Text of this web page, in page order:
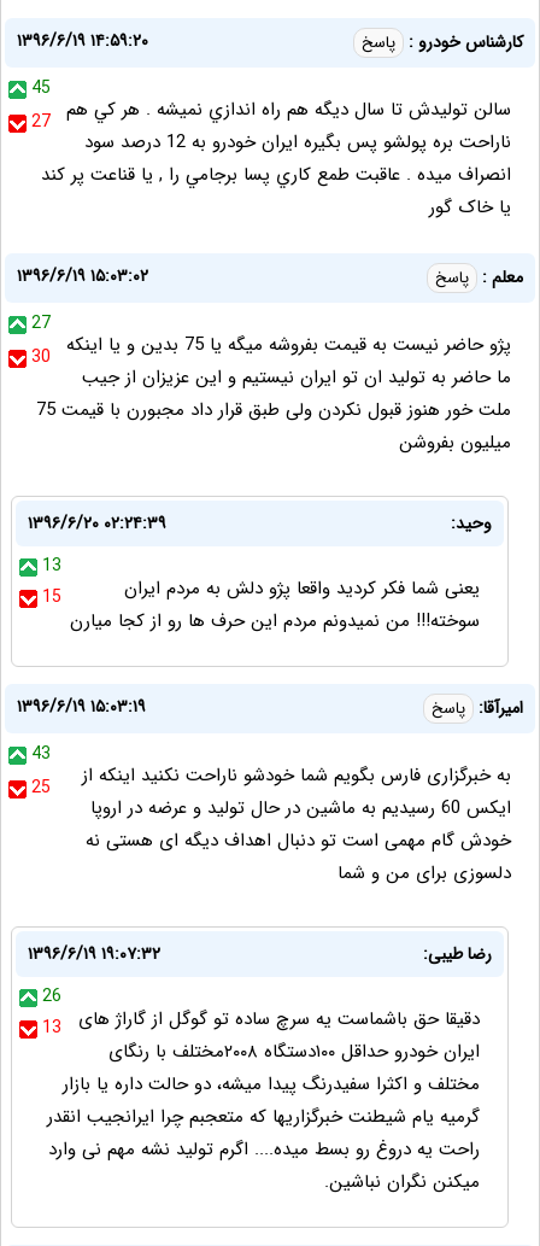
كارشناس خودرو : پاسخ
۱۳۹۶/۶/۱۹ ۱۴:۵۹:۲۰
45
27 سالن توليدش تا سال ديگه هم راه اندازي نميشه . هر كي هم
ناراحت بره پولشو پس بگيره ايران خودرو به 12 درصد سود
انصراف ميده . عاقبت طمع كاري پسا برجامي را , یا قناعت پر کند
یا خاک گور
معلم : پاسخ
۱۳۹۶/۶/۱۹ ۱۵:۰۳:۰۲
27
30
پژو حاضر نیست به قیمت بفروشه میگه یا 75 بدین و یا اینکه
ما حاضر به تولید ان تو ایران نیستیم و این عزیزان از جیب
ملت خور هنوز قبول نکردن ولی طبق قرار داد مجبورن با قیمت 75
میلیون بفروشن
وحید:
۱۳۹۶/۶/۲۰ ۰۲:۲۴:۳۹
13
15
یعنی شما فکر کردید واقعا پژو دلش به مردم ایران
سوخته!!! من نمیدونم مردم این حرف ها رو از کجا میارن
امیرآقا: پاسخ
۱۳۹۶/۶/۱۹ ۱۵:۰۳:۱۹
43
25
به خبرگزاری فارس بگویم شما خودشو ناراحت نکنید اینکه از
ایکس 60 رسیدیم به ماشین در حال تولید و عرضه در اروپا
خودش گام مهمی است تو دنبال اهداف دیگه ای هستی نه
دلسوزی برای من و شما
رضا طيبى:
۱۳۹۶/۶/۱۹ ۱۹:۰۷:۳۲
26
13
دقيقا حق باشماست يه سرچ ساده تو گوگل از گاراژ هاى
ايران خودرو حداقل ١٠٠دستگاه ٢٠٠٨مختلف با رنگاى
مختلف و اكثرا سفيدرنگ پيدا ميشه، دو حالت داره يا بازار
گرميه يام شيطنت خبرگزاريها كه متعجبم چرا ايرانجيب انقدر
راحت يه دروغ رو بسط ميده.... اگرم توليد نشه مهم نى وارد
ميكنن نگران نباشين.